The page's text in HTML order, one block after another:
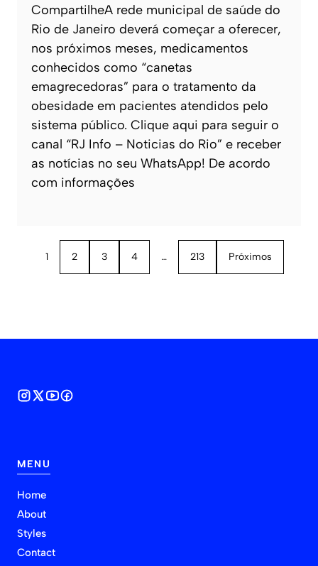
CompartilheA rede municipal de saúde do
Rio de Janeiro deverá começar a oferecer,
nos próximos meses, medicamentos
conhecidos como “canetas
emagrecedoras” para o tratamento da
obesidade em pacientes atendidos pelo
sistema público. Clique aqui para seguir o
canal “RJ Info – Noticias do Rio” e receber
as notícias no seu WhatsApp! De acordo
com informações
1 2 3 4 … 213 Próximos
MENU
Home
About
Styles
Contact